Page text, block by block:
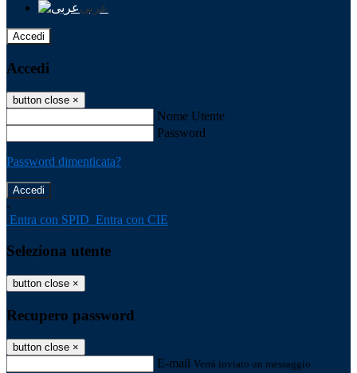
عربى
Accedi
Accedi
button close ×
Nome Utente
Password
Password dimenticata?
-
Entra con SPID Entra con CIE
Seleziona utente
button close ×
Recupero password
button close ×
E-mail Verrà inviato un messaggio